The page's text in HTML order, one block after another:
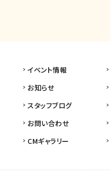
イベント情報
お知らせ
スタッフブログ
お問い合わせ
CMギャラリー